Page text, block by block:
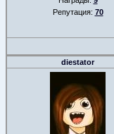
Репутация: 70
diestator